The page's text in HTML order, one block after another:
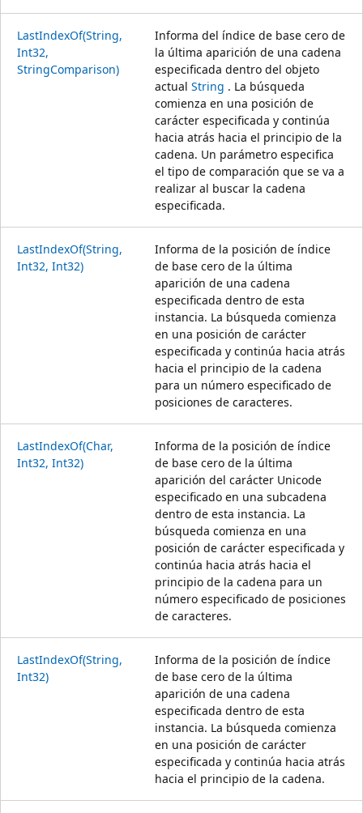
LastIndexOf(String,
Int32,
StringComparison)
Informa del índice de base cero de
la última aparición de una cadena
especificada dentro del objeto
actual String . La búsqueda
comienza en una posición de
carácter especificada y continúa
hacia atrás hacia el principio de la
cadena. Un parámetro especifica
el tipo de comparación que se va a
realizar al buscar la cadena
especificada.
LastIndexOf(String,
Int32, Int32)
Informa de la posición de índice
de base cero de la última
aparición de una cadena
especificada dentro de esta
instancia. La búsqueda comienza
en una posición de carácter
especificada y continúa hacia atrás
hacia el principio de la cadena
para un número especificado de
posiciones de caracteres.
LastIndexOf(Char,
Int32, Int32)
Informa de la posición de índice
de base cero de la última
aparición del carácter Unicode
especificado en una subcadena
dentro de esta instancia. La
búsqueda comienza en una
posición de carácter especificada y
continúa hacia atrás hacia el
principio de la cadena para un
número especificado de posiciones
de caracteres.
LastIndexOf(String,
Int32)
Informa de la posición de índice
de base cero de la última
aparición de una cadena
especificada dentro de esta
instancia. La búsqueda comienza
en una posición de carácter
especificada y continúa hacia atrás
hacia el principio de la cadena.